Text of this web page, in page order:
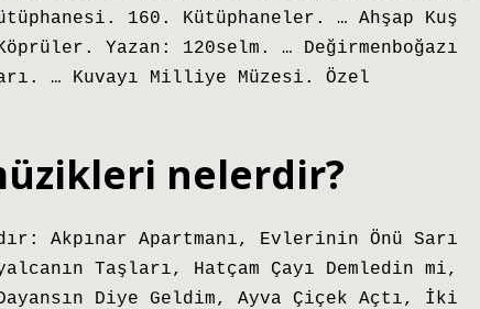
160. Kütüphaneler. … Ahşap Kuş
Yazan: 120selm. … Değirmenboğazı
… Kuvayı Milliye Müzesi. Özel
nelerdir?
Akpınar Apartmanı, Evlerinin Önü Sarı
Taşları, Hatçam Çayı Demledin mi,
Diye Geldim, Ayva Çiçek Açtı, İki